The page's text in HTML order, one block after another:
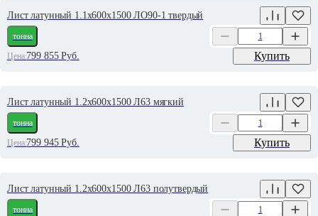
Лист латунный 1.1х600х1500 ЛО90-1 твердый
тонна
Цена:799 855Руб. Купить
Лист латунный 1.2х600х1500 Л63 мягкий
тонна
Цена:799 945Руб. Купить
Лист латунный 1.2х600х1500 Л63 полутвердый
тонна